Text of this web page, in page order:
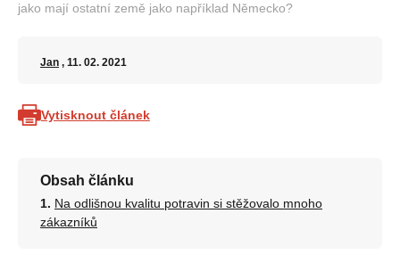
jako mají ostatní země jako například Německo?
Jan , 11. 02. 2021
Vytisknout článek
Obsah článku
Na odlišnou kvalitu potravin si stěžovalo mnoho
zákazníků